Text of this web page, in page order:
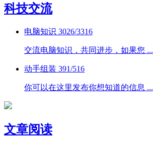
科技交流
电脑知识 3026/3316
交流电脑知识，共同进步，如果您 ...
动手组装 391/516
你可以在这里发布你想知道的信息 ...
文章阅读